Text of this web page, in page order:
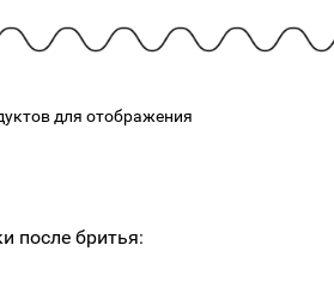
кисти
для отображения
после бритья: